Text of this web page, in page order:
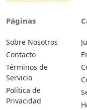
Páginas
Sobre Nosotros
Contacto
Términos de
Servicio
Política de
Privacidad